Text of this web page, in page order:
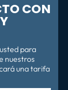
CON
para
nuestros
una tarifa